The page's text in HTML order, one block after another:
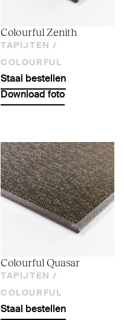
Colourful Zenith
TAPIJTEN /
COLOURFUL
Staal bestellen
Download foto
Colourful Quasar
TAPIJTEN /
COLOURFUL
Staal bestellen